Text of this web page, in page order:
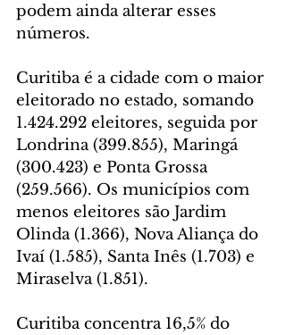
podem ainda alterar esses
números.
Curitiba é a cidade com o maior
eleitorado no estado, somando
1.424.292 eleitores, seguida por
Londrina (399.855), Maringá
(300.423) e Ponta Grossa
(259.566). Os municípios com
menos eleitores são Jardim
Olinda (1.366), Nova Aliança do
Ivaí (1.585), Santa Inês (1.703) e
Miraselva (1.851).
Curitiba concentra 16,5% do